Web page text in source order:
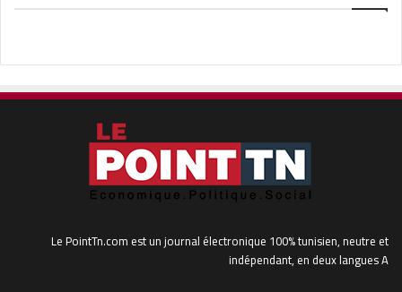
Le PointTn.com est un journal électronique 100% tunisien, neutre et
indépendant, en deux langues A